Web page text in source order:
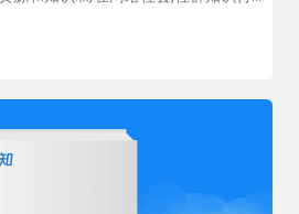
的商业化进行盈利.文章通过研究这种
字经济中社群知识付费的发生发展机